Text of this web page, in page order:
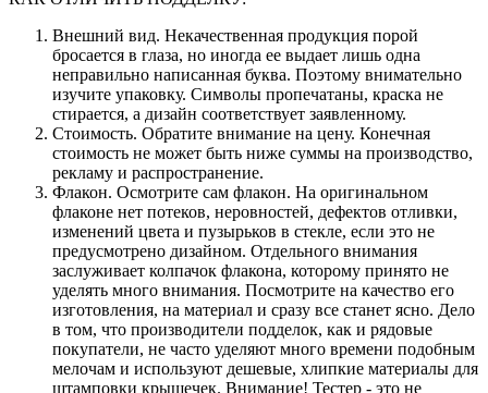
Внешний вид. Некачественная продукция порой
бросается в глаза, но иногда ее выдает лишь одна
неправильно написанная буква. Поэтому внимательно
изучите упаковку. Символы пропечатаны, краска не
стирается, а дизайн соответствует заявленному.
Стоимость. Обратите внимание на цену. Конечная
стоимость не может быть ниже суммы на производство,
рекламу и распространение.
Флакон. Осмотрите сам флакон. На оригинальном
флаконе нет потеков, неровностей, дефектов отливки,
изменений цвета и пузырьков в стекле, если это не
предусмотрено дизайном. Отдельного внимания
заслуживает колпачок флакона, которому принято не
уделять много внимания. Посмотрите на качество его
изготовления, на материал и сразу все станет ясно. Дело
в том, что производители подделок, как и рядовые
покупатели, не часто уделяют много времени подобным
мелочам и используют дешевые, хлипкие материалы для
штамповки крышечек. Внимание! Тестер - это не